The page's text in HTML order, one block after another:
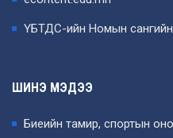
ҮБТДС-ийн Номын сангийн
ШИНЭ МЭДЭЭ
Биеийн тамир, спортын онол